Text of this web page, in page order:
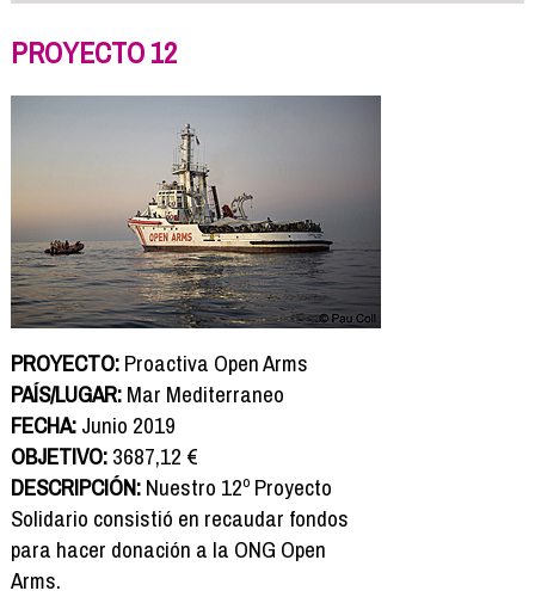
PROYECTO 12
PROYECTO:Proactiva Open Arms
PAÍS/LUGAR:Mar Mediterraneo
FECHA:Junio 2019
OBJETIVO:3687,12 €
DESCRIPCIÓN:Nuestro 12º Proyecto
Solidario consistió en recaudar fondos
para hacer donación a la ONG Open
Arms.